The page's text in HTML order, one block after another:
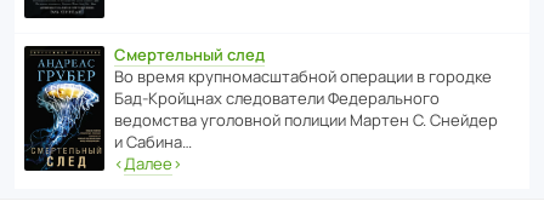
Смертельный след
Во время круп­но­мас­ш­та­бной операции в городке
Бад‑Крой­цнах следо­ва­тели Феде­раль­ного
ведомства уголо­вной полиции Мартен С. Снейдер
и Сабина…
‹Далее›